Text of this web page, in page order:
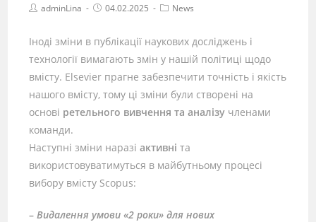
adminLina 04.02.2025 News
Іноді зміни в публікації наукових досліджень і
технології вимагають змін у нашій політиці щодо
вмісту. Elsevier прагне забезпечити точність і якість
нашого вмісту, тому ці зміни були створені на
основі ретельного вивчення та аналізу членами
команди.
Наступні зміни наразіактивніта
використовуватимуться в майбутньому процесі
вибору вмісту Scopus:
– Видалення умови «2 роки» для нових